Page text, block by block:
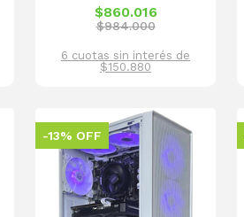
$860.016
$984.000
6 cuotas sin interés de
$150.880
-13% OFF